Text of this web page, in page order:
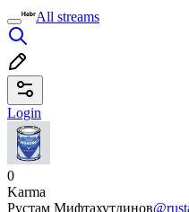
All streams
Login
0
Karma
Рустам Мифтахутдинов